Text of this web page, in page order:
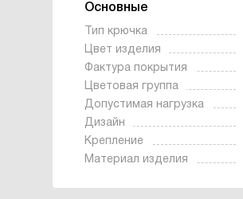
Основные
Тип крючка
Цвет изделия
Фактура покрытия
Цветовая группа
Допустимая нагрузка
Дизайн
Крепление
Материал изделия